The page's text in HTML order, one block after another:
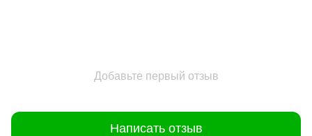
Добавьте первый отзыв
Написать отзыв